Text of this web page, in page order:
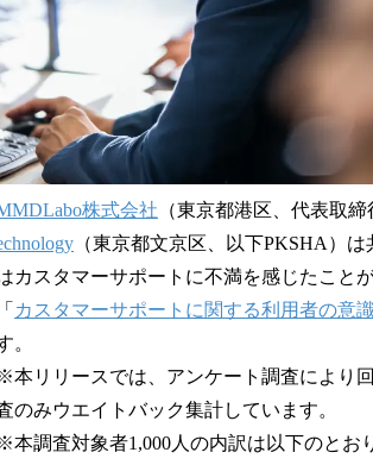
株式会社 （東京都港区、代表取
（東京都文京区、以下PKSHA）
カスタマーサポートに不満を感じたこと
「 カスタマーサポートに関する利用者の意
。
本リリースでは、アンケート調査により
のみウエイトバック集計しています。
本調査対象者1,000人の内訳は以下のとお